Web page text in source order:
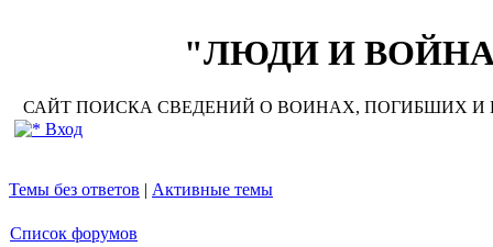
"ЛЮДИ И ВОЙНА"
САЙТ ПОИСКА СВЕДЕНИЙ О ВОИНАХ, ПОГИБШИХ И
Вход
Темы без ответов | Активные темы
Список форумов